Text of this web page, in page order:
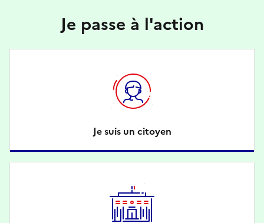
Je passe à l'action
Je suis un citoyen